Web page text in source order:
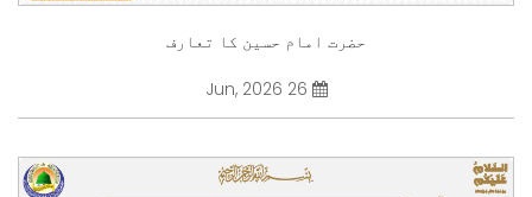
حضرت امام حسین کا تعارف